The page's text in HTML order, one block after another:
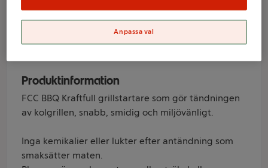
Produktinformation
FCC BBQ Kraftfull grillstartare som gör tändningen
av kolgrillen, snabb, smidig och miljövänligt.
Inga kemikalier eller lukter efter antändning som
smaksätter maten.
Anpassa val